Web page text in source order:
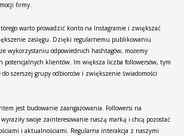
firmy.
warto prowadzić konto na Instagramie i zwiększać
zasięgu. Dzięki regularnemu publikowaniu
wykorzystaniu odpowiednich hashtagów, możemy
potencjalnych klientów. Im większa liczba followersów, tym
szerszej grupy odbiorców i zwiększenie świadomości
jest budowanie zaangażowania. Followersi na
swoje zainteresowanie naszą marką i chcą pozostać
i aktualnościami. Regularna interakcja z naszymi